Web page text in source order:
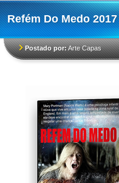
Refém Do Medo
Postado por:Arte Capas